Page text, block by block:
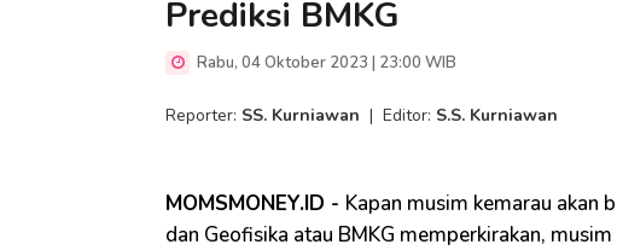
Prediksi BMKG
Rabu, 04 Oktober 2023 | 23:00 WIB
Reporter: SS. Kurniawan | Editor: S.S. Kurniawan
MOMSMONEY.ID - Kapan musim kemarau akan
dan Geofisika atau BMKG memperkirakan,